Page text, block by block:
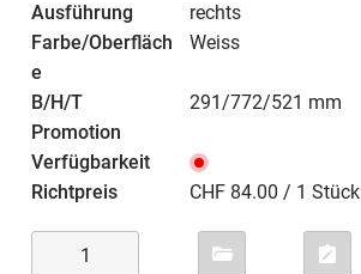
rechts
Weiss
291/772/521 mm
CHF 84.00 / 1 Stück